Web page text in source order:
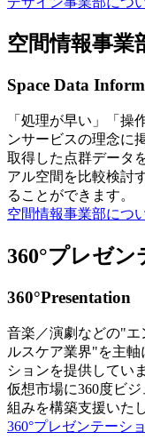
空間情報事業
Space Data
「処理が早い」「操
ンサービスの理念に
取得した点群データ
アル空間を比較検討
ることができます。
空間情報事業部につ
360°プレゼ
360°Presentation
音楽／演劇などの"
ルスケア業界"を主
ションを提供してい
仮想市場に360度ビ
組みを構築支援いた
360°プレゼンテーシ